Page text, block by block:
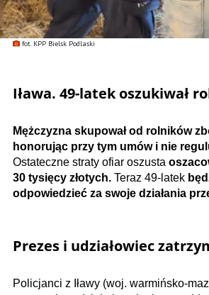
fot. KPP Bielsk Podlaski
Iława. 49-latek oszukiwał
Mężczyzna skupował od rolników
honorując przy tym umów i nie
Ostateczne straty ofiar oszusta
30 tysięcy złotych. Teraz 49-latek
odpowiedzieć za swoje działania
Prezes i udziałowiec
Policjanci z Iławy (woj. warmińsko-